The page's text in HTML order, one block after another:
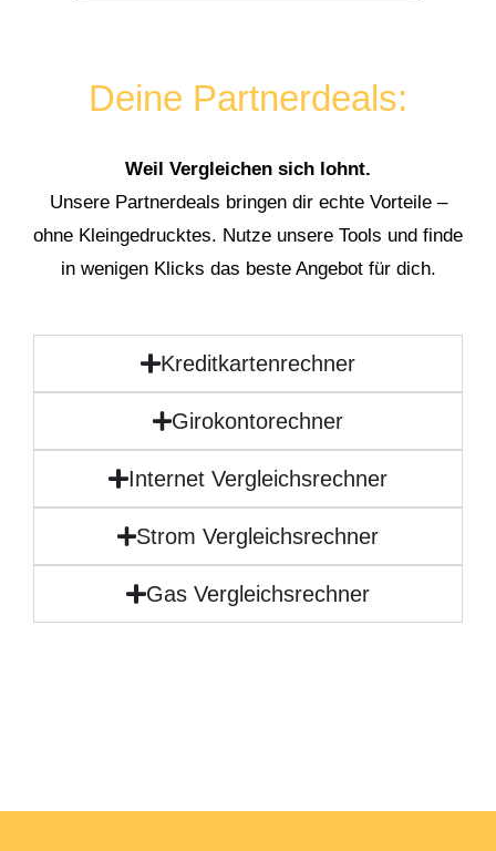
Deine Partnerdeals:
Weil Vergleichen sich lohnt.
Unsere Partnerdeals bringen dir echte Vorteile –
ohne Kleingedrucktes. Nutze unsere Tools und finde
in wenigen Klicks das beste Angebot für dich.
Kreditkartenrechner
Girokontorechner
Internet Vergleichsrechner
Strom Vergleichsrechner
Gas Vergleichsrechner